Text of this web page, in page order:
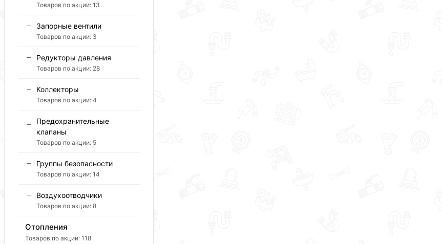
Товаров по акции: 13
Запорные вентили
Товаров по акции: 3
Редукторы давления
Товаров по акции: 28
Коллекторы
Товаров по акции: 4
Предохранительные
клапаны
Товаров по акции: 5
Группы безопасности
Товаров по акции: 14
Воздухоотводчики
Товаров по акции: 8
Отопления
Товаров по акции: 118